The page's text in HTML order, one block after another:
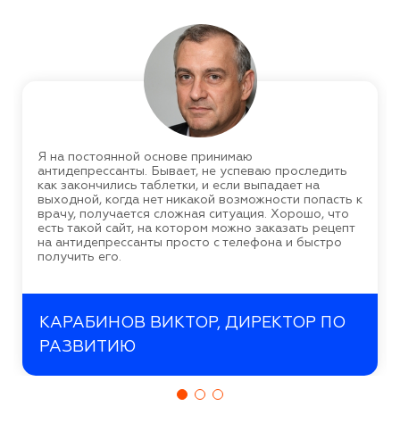
Я на постоянной основе принимаю
антидепрессанты. Бывает, не успеваю проследить
как закончились таблетки, и если выпадает на
выходной, когда нет никакой возможности попасть к
врачу, получается сложная ситуация. Хорошо, что
есть такой сайт, на котором можно заказать рецепт
на антидепрессанты просто с телефона и быстро
получить его.
КАРАБИНОВ ВИКТОР, ДИРЕКТОР ПО
РАЗВИТИЮ